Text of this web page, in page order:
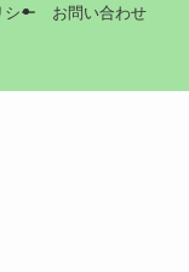
シー お問い合わせ